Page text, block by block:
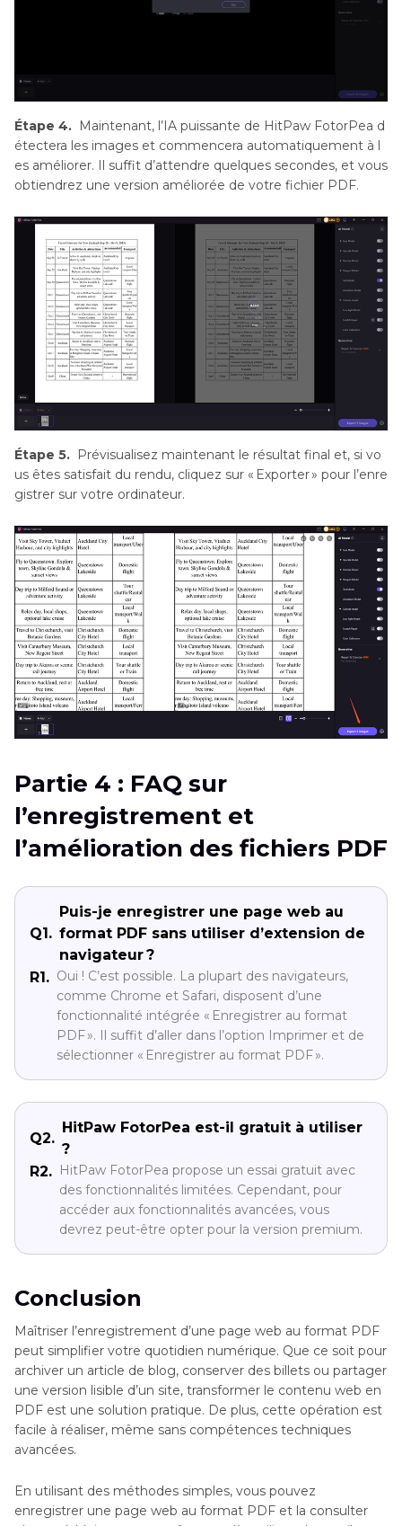
Étape 4. Maintenant, l’IA puissante de HitPaw FotorPea d
étectera les images et commencera automatiquement à l
es améliorer. Il suffit d’attendre quelques secondes, et vous
obtiendrez une version améliorée de votre fichier PDF.
Étape 5. Prévisualisez maintenant le résultat final et, si vo
us êtes satisfait du rendu, cliquez sur « Exporter » pour l’enre
gistrer sur votre ordinateur.
Partie 4 : FAQ sur
l’enregistrement et
l’amélioration des fichiers PDF
Q1.
Puis-je enregistrer une page web au
format PDF sans utiliser d’extension de
navigateur ?
R1. Oui ! C’est possible. La plupart des navigateurs,
comme Chrome et Safari, disposent d’une
fonctionnalité intégrée « Enregistrer au format
PDF ». Il suffit d’aller dans l’option Imprimer et de
sélectionner « Enregistrer au format PDF ».
Q2.
HitPaw FotorPea est-il gratuit à utiliser
?
R2. HitPaw FotorPea propose un essai gratuit avec
des fonctionnalités limitées. Cependant, pour
accéder aux fonctionnalités avancées, vous
devrez peut-être opter pour la version premium.
Conclusion
Maîtriser l’enregistrement d’une page web au format PDF
peut simplifier votre quotidien numérique. Que ce soit pour
archiver un article de blog, conserver des billets ou partager
une version lisible d’un site, transformer le contenu web en
PDF est une solution pratique. De plus, cette opération est
facile à réaliser, même sans compétences techniques
avancées.
En utilisant des méthodes simples, vous pouvez
enregistrer une page web au format PDF et la consulter